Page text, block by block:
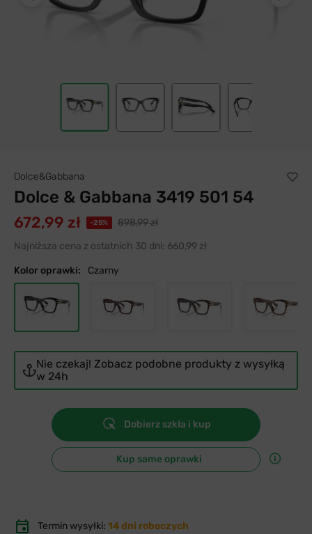
Dolce&Gabbana
Dolce & Gabbana 3419 501 54
672,99 zł -25%
898,99 zł
Najniższa cena z ostatnich 30 dni: 660,99 zł
Kolor oprawki: Czarny
Nie czekaj! Zobacz podobne produkty z wysyłką
w 24h
Dobierz szkła i kup
Kup same oprawki
Termin wysyłki: 14 dni roboczych